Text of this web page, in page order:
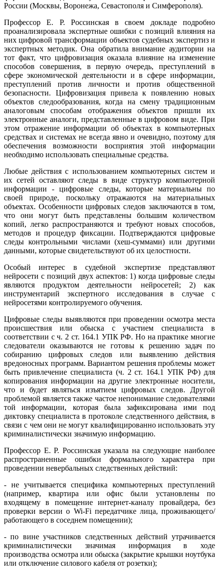
России (Москвы, Воронежа, Севастополя и Симферополя).
Профессор Е. Р. Россинская в своем докладе подробно
проанализировала экспертные ошибки с позиций влияния на
них цифровой трансформации объектов судебных экспертиз и
экспертных методик. Она обратила внимание аудитории на
тот факт, что цифровизация оказала влияние на изменение
способов совершения, в первую очередь, преступлений в
сфере экономической деятельности и в сфере информации,
преступлений против личности и против общественной
безопасности. Цифровизация привела к появлению новых
объектов следообразования, когда на смену традиционным
аналоговым способам отображения объектов пришли их
электронные аналоги, представленные в цифровом виде. При
этом отражение информации об объектах в компьютерных
средствах и системах не всегда явно и очевидно, поэтому для
обеспечения возможности восприятия этой информации
необходимо использовать специальные средства.
Любые действия с использованием компьютерных систем и
их сетей оставляют следы в виде структур компьютерной
информации - цифровые следы, которые материальны по
своей природе, поскольку отражаются на материальных
объектах. Особенности цифровых следов заключаются в том,
что они могут быть представлены большим количеством
копий, легко распространяются и требуют новых способов,
методов и процедур фиксации. Подтверждаются цифровые
следы контрольными числами (хеш-суммами) или другими
данными, которые свидетельствуют об их целостности.
Особый интерес в судебной экспертизе представляют
нейросети с позиций двух аспектов: 1) когда цифровые следы
являются продуктом деятельности нейросетей; 2) как
инструментарий экспертного исследования в случае с
нейросетями контролируемого обучения.
Цифровые следы выявляются при проведении осмотра места
происшествия или обыска с участием специалиста в
соответствии с ч. 2 ст. 164.1 УПК РФ. Но на практике многие
следователи оказываются не готовы к решению задач по
собиранию цифровых следов или выявлению действия
вредоносных программ. Вариантом решения проблемы может
быть привлечение специалиста (ч. 2 ст. 164.1 УПК РФ) для
копирования информации на другие электронные носители,
что и будет являться изъятием цифровых следов. Другой
проблемой является также частое непонимание следователями
той информации, которая была зафиксирована ими под
диктовку специалиста в протоколе следственного действия, в
связи с чем они не могут квалифицированно использовать эту
криминалистически значимую информацию.
Профессор Е. Р. Россинская указала на следующие наиболее
распространенные ошибки формального характера при
проведении невербальных следственных действий:
- не учитывается специфика компьютерных преступлений
(например, квартира или офис были установлены по
входящему в помещение интернет-каналу провайдера, без
проверки версии о Wi-Fi передатчике лица, проживающего/
работающего в соседнем помещении);
- по вине участников следственных действий утрачивается
криминалистически значимая информация в ходе
производства осмотра или обыска (закрытие крышки ноутбука
или отключение силового кабеля от розетки);